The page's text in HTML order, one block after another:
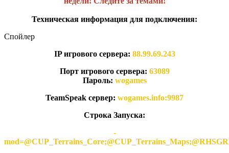
Техническая информация для подключения:
Спойлер
IP игрового сервера: 88.99.69.243
Порт игрового сервера: 63089
Пароль: wogames
TeamSpeak сервер: wogames.info:9987
Строка Запуска:
-